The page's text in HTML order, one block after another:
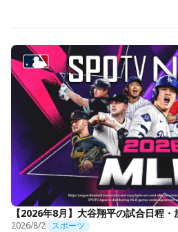
【2026年8月】大谷翔平の試合日程
2026/8/2 スポーツ